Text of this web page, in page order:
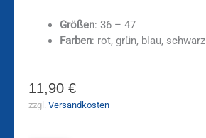
Größen: 36 – 47
Farben: rot, grün, blau, schwarz
11,90 €
zzgl. Versandkosten